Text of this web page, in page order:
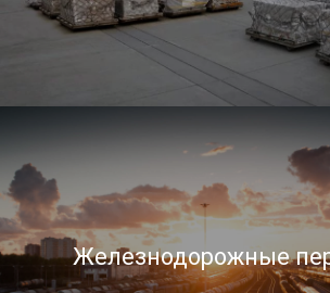
Железнодорожные